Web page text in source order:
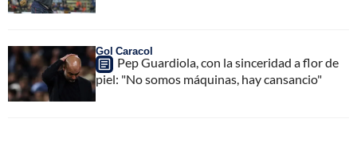
Gol Caracol
Pep Guardiola, con la sinceridad a flor de
piel: "No somos máquinas, hay cansancio"